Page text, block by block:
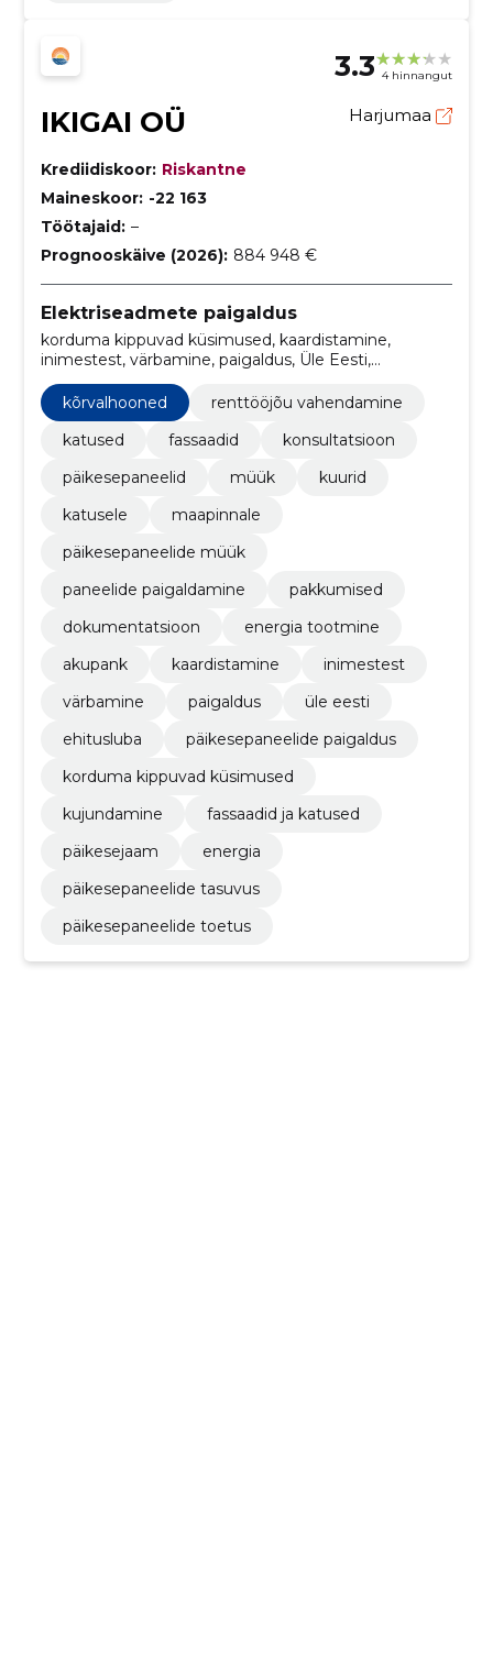
3.3 4 hinnangut
IKIGAI OÜ Harjumaa
Krediidiskoor: Riskantne
Maineskoor: -22 163
Töötajaid: –
Prognooskäive (2026): 884 948 €
Elektriseadmete paigaldus
korduma kippuvad küsimused, kaardistamine,
inimestest, värbamine, paigaldus, Üle Eesti,
ehitusluba, Päikesepaneelide paigaldus,
päikesepaneelide tasuvus, energia
kõrvalhooned
renttööjõu vahendamine
katused
fassaadid
konsultatsioon
päikesepaneelid
müük
kuurid
katusele
maapinnale
päikesepaneelide müük
paneelide paigaldamine
pakkumised
dokumentatsioon
energia tootmine
akupank
kaardistamine
inimestest
värbamine
paigaldus
üle eesti
ehitusluba
päikesepaneelide paigaldus
korduma kippuvad küsimused
kujundamine
fassaadid ja katused
päikesejaam
energia
päikesepaneelide tasuvus
päikesepaneelide toetus